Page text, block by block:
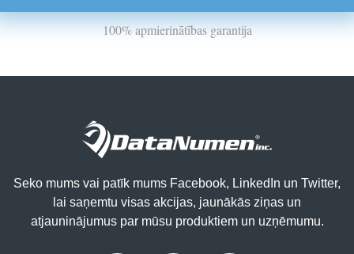
100% apmierinātības garantija
Seko mums vai patīk mums Facebook, LinkedIn un Twitter,
lai saņemtu visas akcijas, jaunākās ziņas un
atjauninājumus par mūsu produktiem un uzņēmumu.